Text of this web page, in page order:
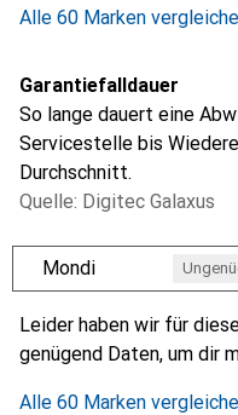
Alle 60 Marken
Garantiefalldauer
So lange dauert eine
Servicestelle bis
Durchschnitt.
Quelle: Digitec Galaxus
Mondi
Leider haben wir für
genügend Daten, um dir
Alle 60 Marken